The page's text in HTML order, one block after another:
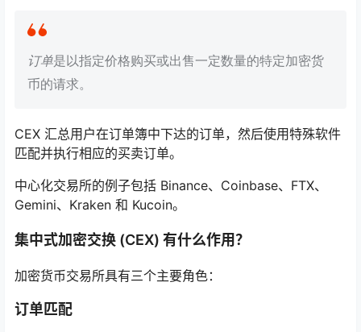
订单是以指定价格购买或出售一定数量的特定加密货
币的请求。
CEX 汇总用户在订单簿中下达的订单，然后使用特殊软件
匹配并执行相应的买卖订单。
中心化交易所的例子包括 Binance、Coinbase、FTX、
Gemini、Kraken 和 Kucoin。
集中式加密交换 (CEX) 有什么作用？
加密货币交易所具有三个主要角色：
订单匹配